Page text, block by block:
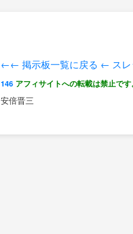
←← 掲示板一覧に戻る ← スレ
146 アフィサイトへの転載は禁止です
安倍晋三